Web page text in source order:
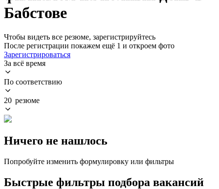
Бабстове
Чтобы видеть все резюме, зарегистрируйтесь
После регистрации покажем ещё 1 и откроем фото
Зарегистрироваться
За всё время
По соответствию
20 резюме
Ничего не нашлось
Попробуйте изменить формулировку или фильтры
Быстрые фильтры подбора вакансий